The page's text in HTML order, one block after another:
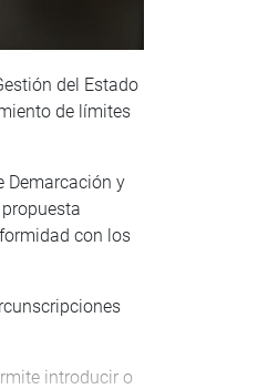
del Estado
de límites
Demarcación y
con los
introducir o